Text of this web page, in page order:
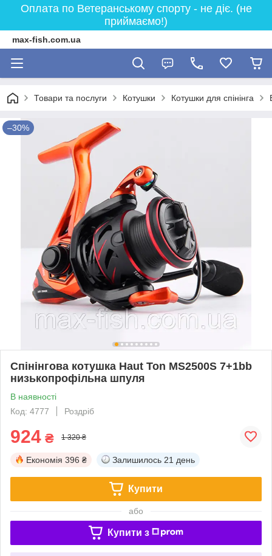
Оплата по Ветеранському спорту - не діє. (не
приймаємо!)
max-fish.com.ua
Товари та послуги Котушки Котушки для спінінга
–30%
Спінінгова котушка Haut Ton MS2500S 7+1bb
низькопрофільна шпуля
В наявності
Код: 4777
Роздріб
924 ₴ 1 320 ₴
Економія 396 ₴ Залишилось 21 день
Купити
або
Купити з